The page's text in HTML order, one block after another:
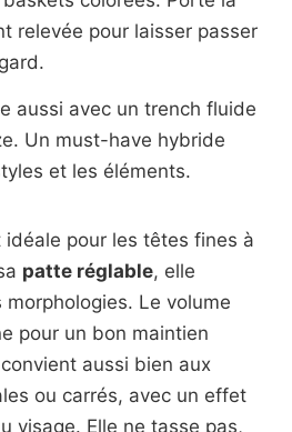
relevée pour laisser passer
aussi avec un trench fluide
Un must-have hybride
et les éléments.
pour les têtes fines à
patte réglable, elle
morphologies. Le volume
pour un bon maintien
aussi bien aux
ou carrés, avec un effet
visage. Elle ne tasse pas,